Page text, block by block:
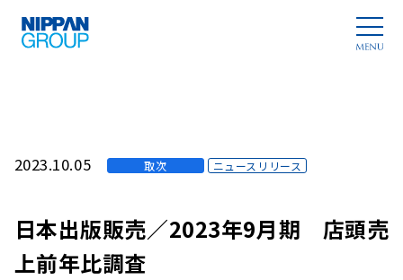
2023.10.05 取次 ニュースリリース
日本出版販売／2023年9月期 店頭売
上前年比調査